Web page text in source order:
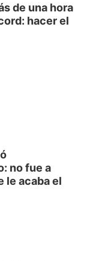
de una hora
hacer el
no fue a
le acaba el